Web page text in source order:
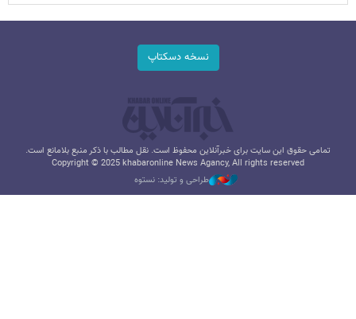
نسخه دسکتاپ
تمامی حقوق این سایت برای خبرآنلاین محفوظ است. نقل مطالب با ذکر منبع بلامانع است.
Copyright © 2025 khabaronline News Agancy, All rights reserved
طراحی و تولید: نستوه